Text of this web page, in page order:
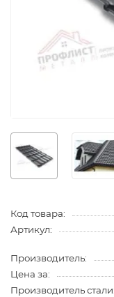
Код товара:
Артикул:
Производитель:
Цена за:
Производитель стали: